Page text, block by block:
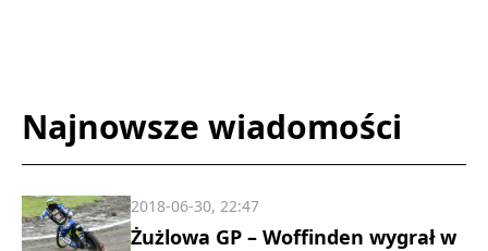
Najnowsze wiadomości
Żużlowa GP – Woffinden wygrał w
2018-06-30, 22:47